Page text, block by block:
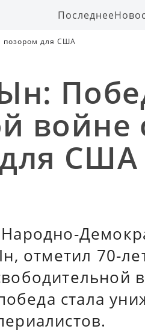
Последнее
позором для США
войне
США
отметил 70-
стала